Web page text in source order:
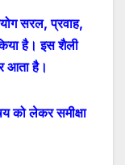
सरल, प्रवाह,
है। इस शैली
आता है।
को लेकर समीक्षा